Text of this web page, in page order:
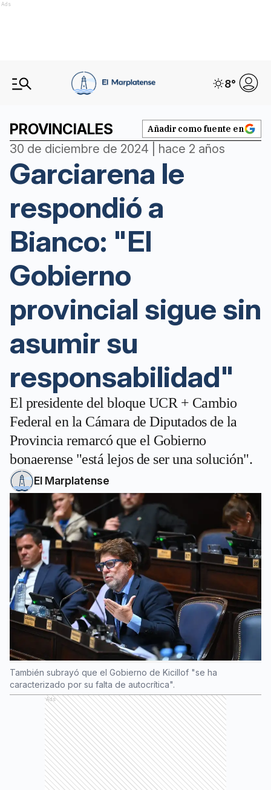
Ads
8°
PROVINCIALES Añadir como fuente en
30 de diciembre de 2024 | hace 2 años
Garciarena le
respondió a
Bianco: "El
Gobierno
provincial sigue sin
asumir su
responsabilidad"
El presidente del bloque UCR + Cambio
Federal en la Cámara de Diputados de la
Provincia remarcó que el Gobierno
bonaerense "está lejos de ser una solución".
El Marplatense
También subrayó que el Gobierno de Kicillof "se ha
caracterizado por su falta de autocrítica".
Ads